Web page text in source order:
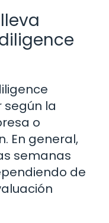
la
o
En general,
semanas
de